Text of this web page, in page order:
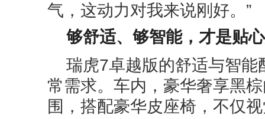
气，这动力对我来说刚好。”
够舒适、够智能，才是贴
瑞虎7卓越版的舒适与智
常需求。车内，豪华奢享黑
围，搭配豪华皮座椅，不仅